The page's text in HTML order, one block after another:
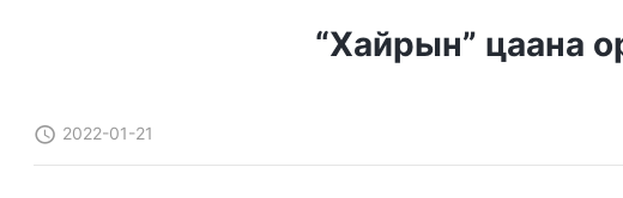
“Хайрын” цаана
2022-01-21